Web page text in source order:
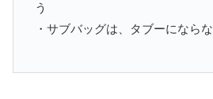
う
・サブバッグは、タブーになら